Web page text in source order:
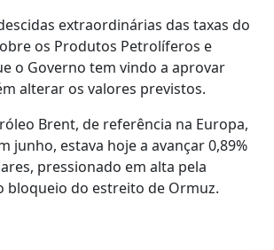
extraordinárias das taxas do
os Produtos Petrolíferos e
o Governo tem vindo a aprovar
alterar os valores previstos.
Brent, de referência na Europa,
junho, estava hoje a avançar 0,89%
pressionado em alta pela
bloqueio do estreito de Ormuz.